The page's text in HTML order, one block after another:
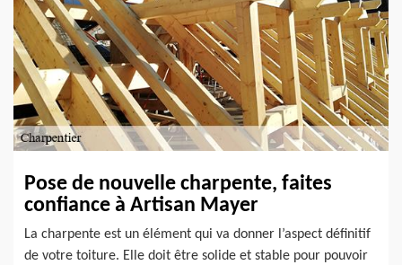
Pose de nouvelle charpente, faites
confiance à Artisan Mayer
La charpente est un élément qui va donner l’aspect définitif
de votre toiture. Elle doit être solide et stable pour pouvoir